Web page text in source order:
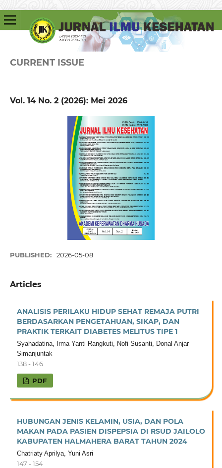
CURRENT ISSUE
Vol. 14 No. 2 (2026): Mei 2026
PUBLISHED: 2026-05-08
Articles
ANALISIS PERILAKU HIDUP SEHAT REMAJA PUTRI
BERDASARKAN PENGETAHUAN, SIKAP, DAN
PRAKTIK TERKAIT DIABETES MELITUS TIPE 1
Syahadatina, Irma Yanti Rangkuti, Nofi Susanti, Donal Anjar
Simanjuntak
138 - 146
PDF
HUBUNGAN JENIS KELAMIN, USIA, DAN POLA
MAKAN PADA PASIEN DISPEPSIA DI RSUD JAILOLO
KABUPATEN HALMAHERA BARAT TAHUN 2024
Chatriaty Aprilya, Yuni Asri
147 - 154